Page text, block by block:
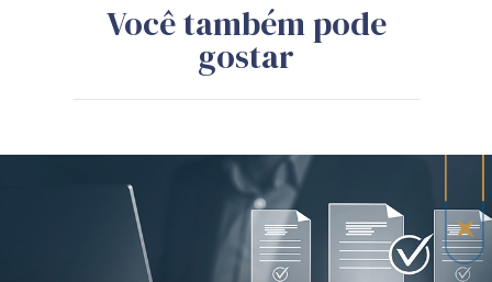
Você também pode
gostar